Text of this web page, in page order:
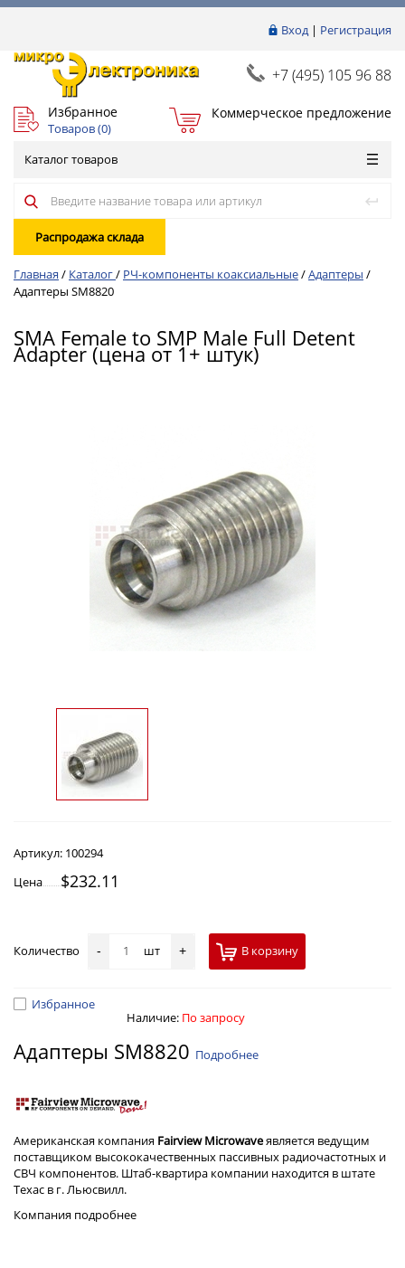
Вход| Регистрация
+7 (495) 105 96 88
Избранное
Товаров (0)
Коммерческое предложение
Каталог товаров
Распродажа склада
Главная / Каталог/ РЧ-компоненты коаксиальные/Адаптеры /
Адаптеры SM8820
SMA Female to SMP Male Full Detent
Adapter (цена от 1+ штук)
Артикул: 100294
Цена
$232.11
Количество - шт + В корзину
Избранное
Наличие: По запросу
Адаптеры SM8820 Подробнее
Американская компания Fairview Microwaveявляется ведущим
поставщиком высококачественных пассивных радиочастотных и
СВЧ компонентов. Штаб-квартира компании находится в штате
Техас в г. Льюсвилл.
Компания подробнее